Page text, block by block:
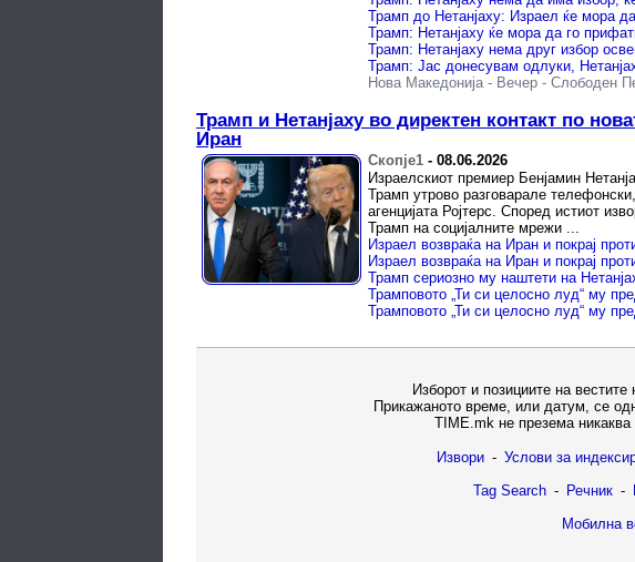
Трамп: Јас донесувам одлуки,
Нова Македонија - Вечер - Слободен
Трамп и Нетанјаху во директен контакт по
Иран
Скопје1 - 08.06.2026
Израелскиот премиер Бенјамин
Трамп утрово разговарале
агенцијата Ројтерс. Според истиот
Трамп на социјалните мрежи ...
Трамп сериозно му наштети на
Изборот и позициите на
Прикажаното време, или датум, се
TIME.mk не презема никаква
Извори - Услови за
Tag Search - Речник -
Мобилна